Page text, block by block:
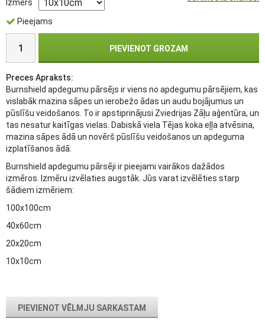
Izmērs
Pieejams
PIEVIENOT GROZAM
Preces Apraksts:
Burnshield apdegumu pārsējs ir viens no apdegumu pārsējiem, kas
vislabāk mazina sāpes un ierobežo ādas un audu bojājumus un
pūslīšu veidošanos. To ir apstiprinājusi Zviedrijas Zāļu aģentūra, un
tas nesatur kaitīgas vielas. Dabiskā viela Tējas koka eļļa atvēsina,
mazina sāpes ādā un novērš pūslīšu veidošanos un apdeguma
izplatīšanos ādā.
Burnshield apdegumu pārsēji ir pieejami vairākos dažādos
izmēros. Izmēru izvēlaties augstāk. Jūs varat izvēlēties starp
šādiem izmēriem:
100x100cm
40x60cm
20x20cm
10x10cm
PIEVIENOT VĒLMJU SARKASTAM